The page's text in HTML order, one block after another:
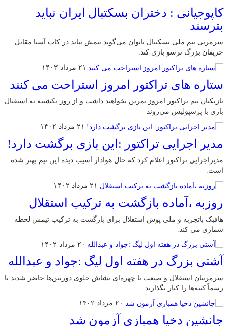
کاپوجیانی : دختران بسکتبال ایران نباید
بترسند
سرمربی تیم ملی بسکتبال بانوان می‌گوید تیمش نباید در کاپ آسیا مقابل
حریفان بزرگ ترسو بازی کند.
۲۱ مرداد ۱۴۰۲
ستاره های تراکتور امروز استراحت می کنند
بازیکنان تیم تراکتور امروز تمرین نخواهند داشت و از روز یکشنبه به استقبال
بازی با پرسپولیس می‌روند
۲۱ مرداد ۱۴۰۲
مدیر اجرایی تراکتور :این بازی برگشت دارد!
مدیراجرایی تراکتور اعلام کرد که حال هوادار آسیب دیده این تیم بهتر شده
است.
۲۱ مرداد ۱۴۰۲
روزبه ،آماده بازگشت به ترکیب استقلال
هافبک باتجربه و ملی پوش استقلال برای بازگشت به ترکیب تیمش لحظه
شماری می کند.
۲۰ مرداد ۱۴۰۲
آشتی بزرگ در هفته اول لیگ :جواد و عبدالله
سرمربیان استقلال و صنعت با چهره‌ای بشاش جلوی دوربین‌ها حاضر شدند تا
رسماً کینه‌ها را کنار بگذارند.
۲۰ مرداد ۱۴۰۲
جانشین دخیا همبازی آزمون شد